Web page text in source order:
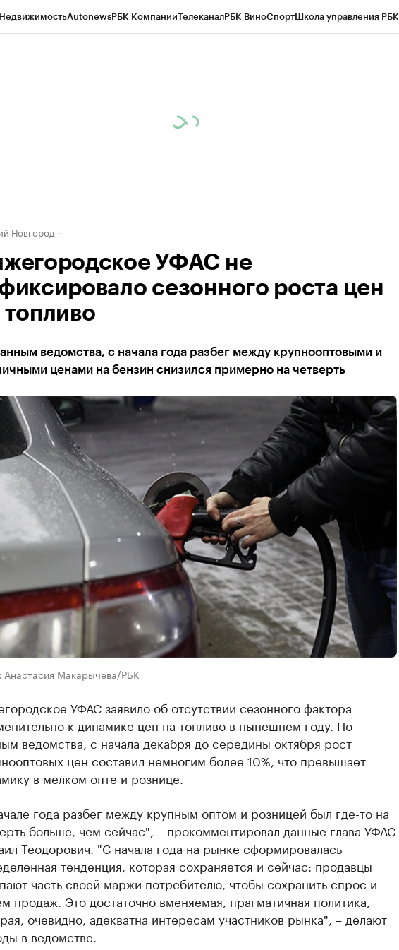
НедвижимостьAutonewsРБК КомпанииТелеканалРБК ВиноСпортШкола управления РБК
Новгород
УФАС не
сезонного роста цен
топливо
ведомства, с начала года разбег между крупнооптовыми и
ценами на бензин снизился примерно на четверть
Анастасия Макарычева/РБК
УФАС заявило об отсутствии сезонного фактора
к динамике цен на топливо в нынешнем году. По
ведомства, с начала декабря до середины октября рост
цен составил немногим более 10%, что превышает
в мелком опте и рознице.
года разбег между крупным оптом и розницей был где-то на
больше, чем сейчас", – прокомментировал данные глава УФАС
Теодорович. "С начала года на рынке сформировалась
тенденция, которая сохраняется и сейчас: продавцы
часть своей маржи потребителю, чтобы сохранить спрос и
продаж. Это достаточно вменяемая, прагматичная политика,
очевидно, адекватна интересам участников рынка", – делают
в ведомстве.